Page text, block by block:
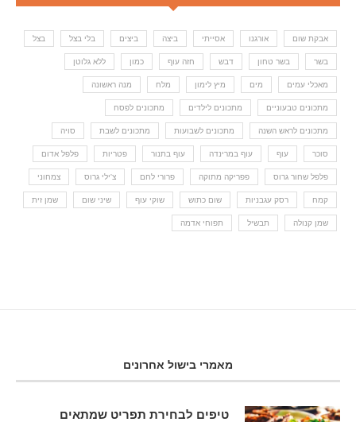
אבקת שום אורגנו אסייתי ביצה ביצים בלי בצל בצל
בשר בשר טחון דבש חזה עוף כמון ללא גלוטן
מאכלי עמים מים מיץ לימון מלח מנה ראשונה
מתכונים טבעוניים מתכונים לילדים מתכונים לפסח
מתכונים לראש השנה מתכונים לשבועות מתכונים לשבת סויה
סוכר עוף עוף במרינדה עוף בתנור פטריות פלפל אדום
פלפל שחור גרוס פפריקה מתוקה פרורי לחם צ'ילי גרוס צמחוני
קמח רסק עגבניות שום כתוש שוקי עוף שיני שום שמן זית
שמן קנולה תבשיל תפוחי אדמה
מאמרי בישול אחרונים
טיפים לבחירת תפריט שמתאים